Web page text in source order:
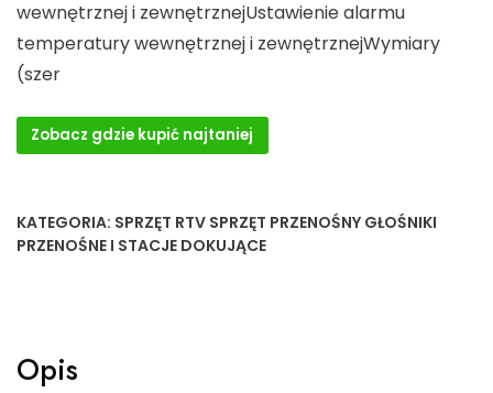
wewnętrznej i zewnętrznejUstawienie alarmu
temperatury wewnętrznej i zewnętrznejWymiary
(szer
Zobacz gdzie kupić najtaniej
KATEGORIA: SPRZĘT RTV SPRZĘT PRZENOŚNY GŁOŚNIKI
PRZENOŚNE I STACJE DOKUJĄCE
Opis